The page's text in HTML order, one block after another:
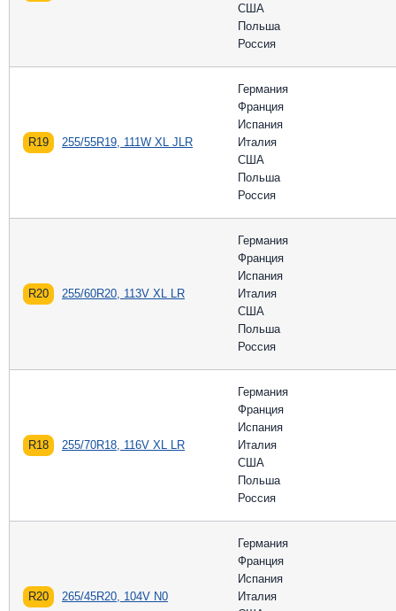
США
Польша
Россия
R19 255/55R19, 111W XL JLR
Германия
Франция
Испания
Италия
США
Польша
Россия
R20 255/60R20, 113V XL LR
Германия
Франция
Испания
Италия
США
Польша
Россия
R18 255/70R18, 116V XL LR
Германия
Франция
Испания
Италия
США
Польша
Россия
R20 265/45R20, 104V N0
Германия
Франция
Испания
Италия